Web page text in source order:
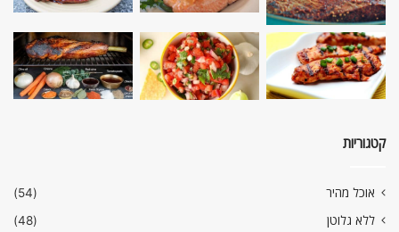
קטגוריות
אוכל מהיר
(54)
ללא גלוטן
(48)